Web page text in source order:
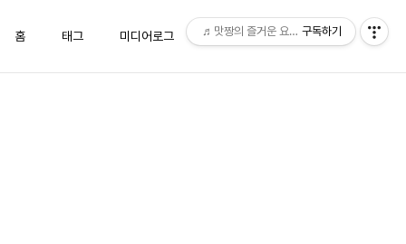
홈 태그 미디어로그 위치로그 방명록
♬맛짱의 즐거운 요리시간♬
구독하기